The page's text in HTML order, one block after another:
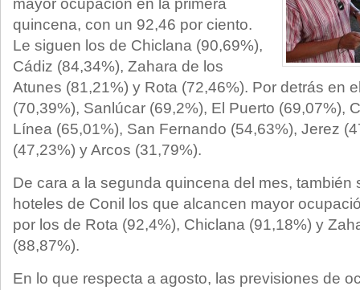
mayor ocupación en la primera
quincena, con un 92,46 por ciento.
Le siguen los de Chiclana (90,69%),
Cádiz (84,34%), Zahara de los
Atunes (81,21%) y Rota (72,46%). Por detrás en
(70,39%), Sanlúcar (69,2%), El Puerto (69,07%),
Línea (65,01%), San Fernando (54,63%), Jerez
(47,23%) y Arcos (31,79%).
De cara a la segunda quincena del mes, también
hoteles de Conil los que alcancen mayor
por los de Rota (92,4%), Chiclana (91,18%) y
(88,87%).
En lo que respecta a agosto, las previsiones de